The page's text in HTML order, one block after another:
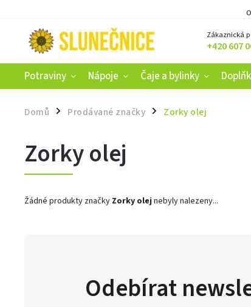
Zákaznická
+420 607
Potraviny Nápoje Čaje a bylinky
Domů / Prodávané značky / Zorky olej
Zorky olej
Žádné produkty značky Zorky olej nebyly nalezeny...
Odebírat